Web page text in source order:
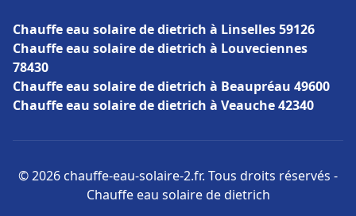
Chauffe eau solaire de dietrich à Linselles 59126
Chauffe eau solaire de dietrich à Louveciennes
78430
Chauffe eau solaire de dietrich à Beaupréau 49600
Chauffe eau solaire de dietrich à Veauche 42340
© 2026 chauffe-eau-solaire-2.fr. Tous droits réservés -
Chauffe eau solaire de dietrich